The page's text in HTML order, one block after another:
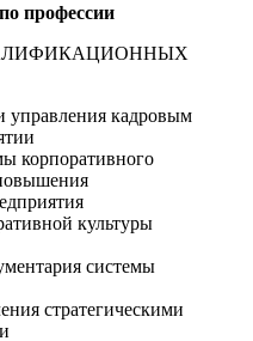
профессии
кадровым
корпоративного
культуры
системы
стратегическими